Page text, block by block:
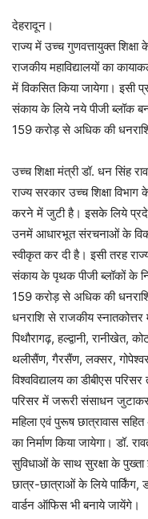
देहरादून।
राज्य में उच्च गुणवत्तायुक्त
राजकीय महाविद्यालयों का
में विकसित किया जायेगा। इसी
संकाय के लिये नये पीजी ब्लॉक
159 करोड़ से अधिक की
उच्च शिक्षा मंत्री डॉ. धन सिंह
राज्य सरकार उच्च शिक्षा
करने में जुटी है। इसके लिये
उनमें आधारभूत संरचनाओं के
स्वीकृत कर दी है। इसी तरह
संकाय के पृथक पीजी ब्लॉकों के
159 करोड़ से अधिक की
धनराशि से राजकीय स्नातकोत्तर
पिथौरागढ़, हल्द्वानी, रानीखेत,
थलीसैंण, गैरसैंण, लक्सर,
विश्वविद्यालय का डीबीएस
परिसर में जरूरी संसाधन जुटाकर
महिला एवं पुरूष छात्रावास
का निर्माण किया जायेगा। डॉ.
सुविधाओं के साथ सुरक्षा के
छात्र-छात्राओं के लिये पार्किंग,
वार्डन ऑफिस भी बनाये जायेंगे।